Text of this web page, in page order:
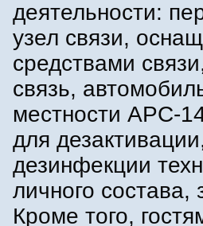
деятельности:
узел связи,
средствами
связь,
местности АРС-
для
дезинфекции
личного
Кроме того,